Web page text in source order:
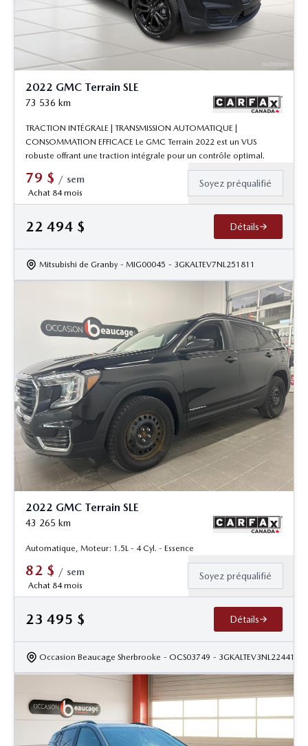
2022 GMC Terrain SLE
73 536 km
TRACTION INTÉGRALE | TRANSMISSION AUTOMATIQUE |
CONSOMMATION EFFICACE Le GMC Terrain 2022 est un VUS
robuste offrant une traction intégrale pour un contrôle optimal.
79 $ / sem
Achat 84 mois
Soyez préqualifié
22 494 $ Détails
Mitsubishi de Granby - MIG00045 - 3GKALTEV7NL251811
2022 GMC Terrain SLE
43 265 km
Automatique, Moteur: 1.5L - 4 Cyl. - Essence
82 $ / sem
Achat 84 mois
Soyez préqualifié
23 495 $ Détails
Occasion Beaucage Sherbrooke - OCS03749 - 3GKALTEV3NL224413